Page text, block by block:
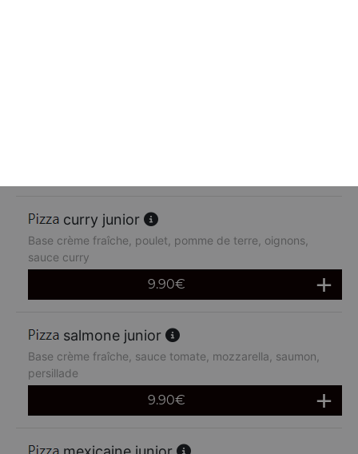
curry junior
Base crème fraîche, poulet, pomme de terre, oignons,
sauce curry
9.90€
salmone junior
Base crème fraîche, sauce tomate, mozzarella, saumon,
persillade
9.90€